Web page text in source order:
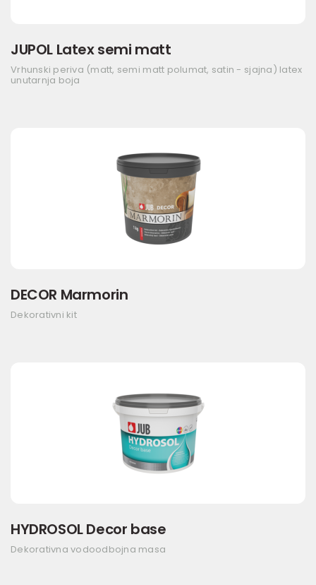
JUPOL Latex semi matt
Vrhunski periva (matt, semi matt polumat, satin - sjajna) latex
unutarnja boja
DECOR Marmorin
Dekorativni kit
HYDROSOL Decor base
Dekorativna vodoodbojna masa